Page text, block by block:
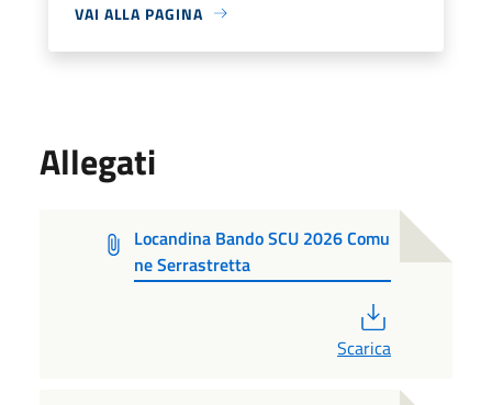
VAI ALLA PAGINA
Allegati
Locandina Bando SCU 2026 Comu
ne Serrastretta
Scarica